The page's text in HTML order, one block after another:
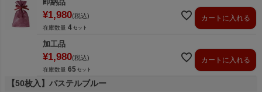
即納品
¥1,980 税込
在庫数量 4
カートに入れる
加工品
¥1,980 税込
在庫数量 65
カートに入れる
【50枚入】パステルブルー